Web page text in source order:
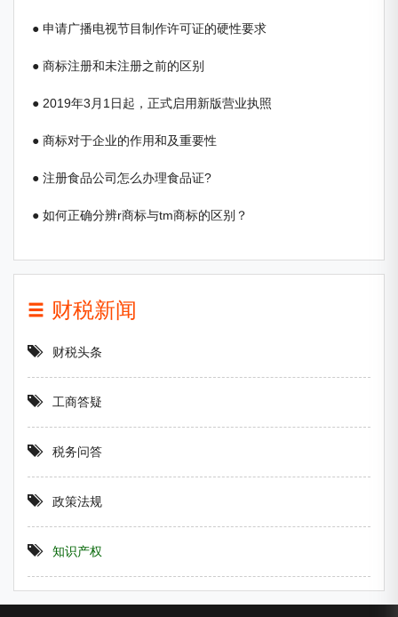
● 申请广播电视节目制作许可证的硬性要求
● 商标注册和未注册之前的区别
● 2019年3月1日起，正式启用新版营业执照
● 商标对于企业的作用和及重要性
● 注册食品公司怎么办理食品证?
● 如何正确分辨r商标与tm商标的区别？
财税新闻
财税头条
工商答疑
税务问答
政策法规
知识产权